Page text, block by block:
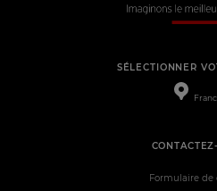
SÉLECTIONNER
Formulaire de